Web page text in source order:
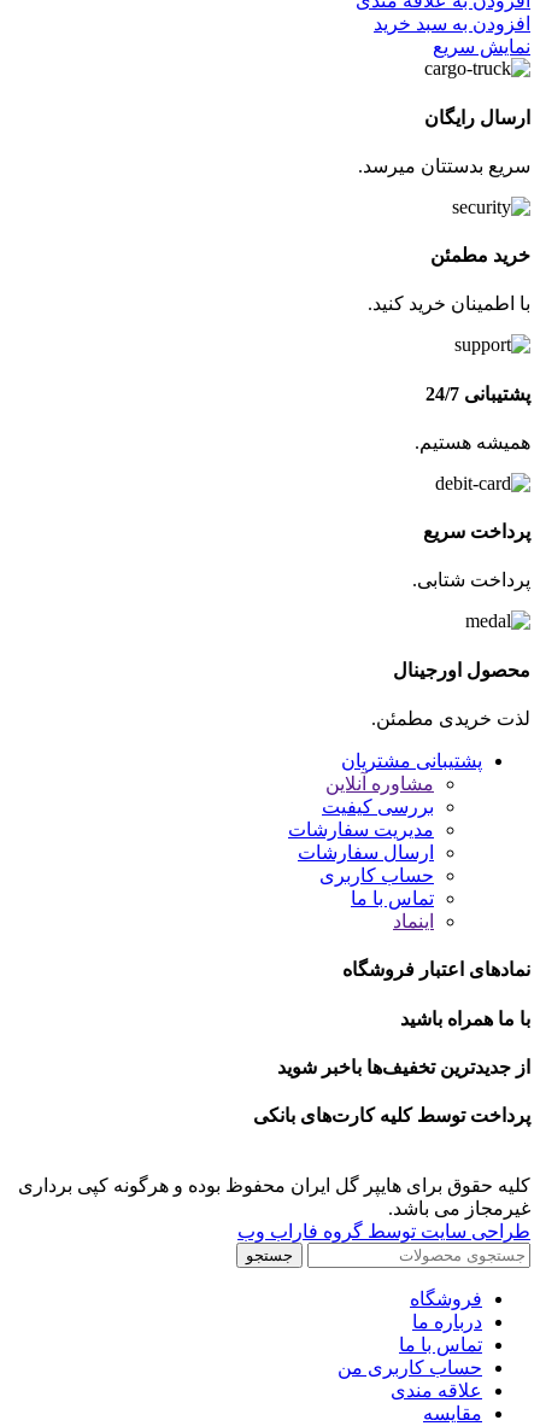
افزودن به سبد خرید
نمایش سریع
ارسال رایگان
سریع بدستتان میرسد.
خرید مطمئن
با اطمینان خرید کنید.
پشتیبانی 24/7
همیشه هستیم.
پرداخت سریع
پرداخت شتابی.
محصول اورجینال
لذت خریدی مطمئن.
پشتیبانی مشتریان
مشاوره آنلاین
بررسی کیفیت
مدیریت سفارشات
ارسال سفارشات
حساب کاربری
تماس با ما
اینماد
نمادهای اعتبار فروشگاه
با ما همراه باشید
از جدیدترین تخفیف‌ها باخبر شوید
پرداخت توسط کلیه کارت‌های بانکی
کلیه حقوق برای هایپر گل ایران محفوظ بوده و هرگونه کپی برداری
غیرمجاز می باشد.
طراحی سایت توسط گروه فاراب وب
جستجو
فروشگاه
درباره ما
تماس با ما
حساب کاربری من
علاقه مندی
مقايسه